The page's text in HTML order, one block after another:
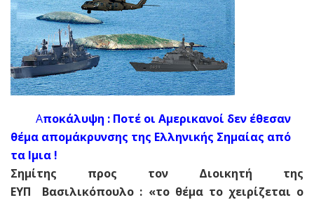
Αποκάλυψη : Ποτέ οι Αμερικανοί δεν έθεσαν
θέμα απομάκρυνσης της Ελληνικής Σημαίας από
τα Ιμια !
Σημίτης προς τον Διοικητή της
ΕΥΠ Βασιλικόπουλο : «το θέμα το χειρίζεται ο